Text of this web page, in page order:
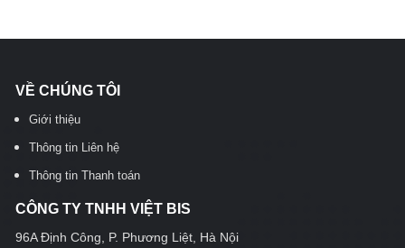
VỀ CHÚNG TÔI
Giới thiệu
Thông tin Liên hệ
Thông tin Thanh toán
CÔNG TY TNHH VIỆT BIS
96A Định Công, P. Phương Liệt, Hà Nội